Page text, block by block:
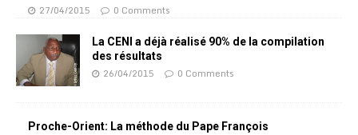
27/04/2015 0 Comments
La CENI a déjà réalisé 90% de la compilation
des résultats
26/04/2015 0 Comments
Proche-Orient: La méthode du Pape François